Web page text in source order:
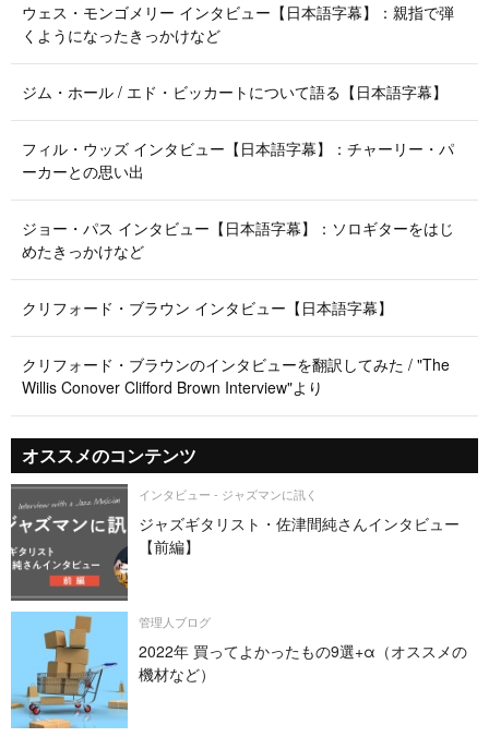
ウェス・モンゴメリー インタビュー【日本語字幕】：親指で弾
くようになったきっかけなど
ジム・ホール / エド・ビッカートについて語る【日本語字幕】
フィル・ウッズ インタビュー【日本語字幕】：チャーリー・パ
ーカーとの思い出
ジョー・パス インタビュー【日本語字幕】：ソロギターをはじ
めたきっかけなど
クリフォード・ブラウン インタビュー【日本語字幕】
クリフォード・ブラウンのインタビューを翻訳してみた / "The
Willis Conover Clifford Brown Interview"より
オススメのコンテンツ
インタビュー - ジャズマンに訊く
ジャズギタリスト・佐津間純さんインタビュー
【前編】
管理人ブログ
2022年 買ってよかったもの9選+α（オススメの
機材など）